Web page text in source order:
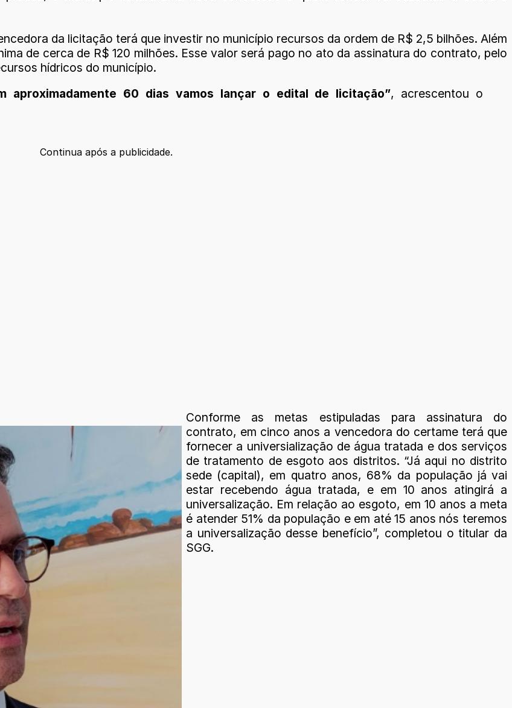
da licitação terá que investir no município recursos da ordem de R$ 2,5 bilhões. Além
de cerca de R$ 120 milhões. Esse valor será pago no ato da assinatura do contrato, pelo
hídricos do município.
aproximadamente 60 dias vamos lançar o edital de licitação”, acrescentou o
Continua após a publicidade.
Conforme as metas estipuladas para assinatura do
contrato, em cinco anos a vencedora do certame terá que
fornecer a universialização de água tratada e dos serviços
de tratamento de esgoto aos distritos. “Já aqui no distrito
sede (capital), em quatro anos, 68% da população já vai
estar recebendo água tratada, e em 10 anos atingirá a
universalização. Em relação ao esgoto, em 10 anos a meta
é atender 51% da população e em até 15 anos nós teremos
a universalização desse benefício”, completou o titular da
SGG.